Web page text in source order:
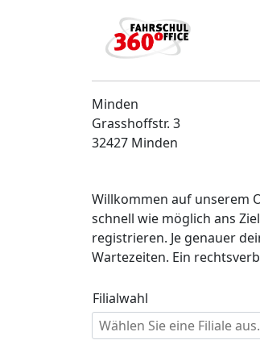
Minden
Grasshoffstr. 3
32427 Minden
Willkommen auf unserem
schnell wie möglich ans
registrieren. Je genauer
Wartezeiten. Ein
Filialwahl